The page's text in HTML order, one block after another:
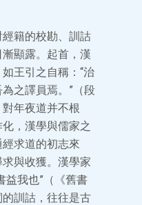
籍的校勘、訓詁
顯露。起首，漢
王引之自稱：“治
之譯員焉。”（段
年夜道并不根
，漢學與儒家之
求道的初志來
與收獲。漢學家
益我也”（《舊書
訓詁，往往是古